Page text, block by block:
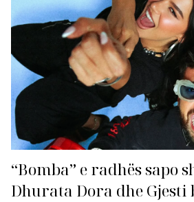
“Bomba” e radhës sapo
Dhurata Dora dhe Gjesti